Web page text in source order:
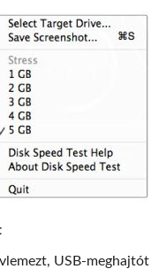
USB-meghajtót